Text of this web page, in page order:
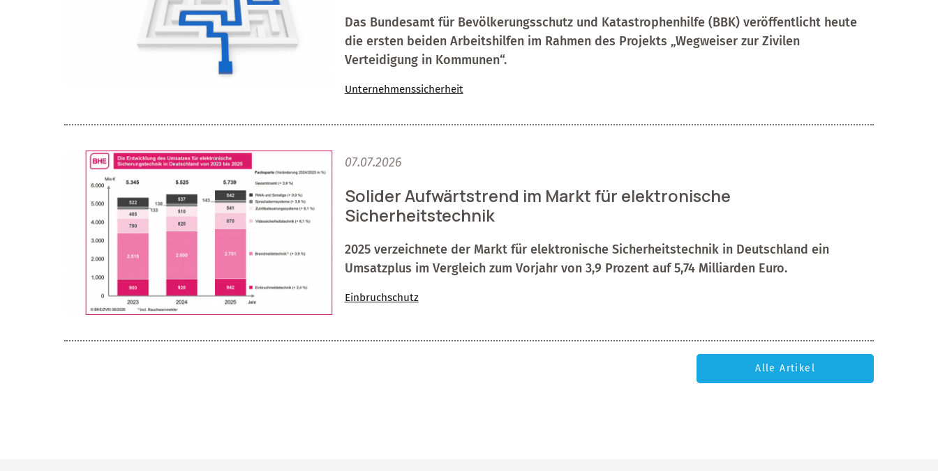
Das Bundesamt für Bevölkerungsschutz und Katastrophenhilfe (BBK) veröffentlicht heute
die ersten beiden Arbeitshilfen im Rahmen des Projekts „Wegweiser zur Zivilen
Verteidigung in Kommunen“.
Unternehmenssicherheit
07.07.2026
Solider Aufwärtstrend im Markt für elektronische
Sicherheitstechnik
2025 verzeichnete der Markt für elektronische Sicherheitstechnik in Deutschland ein
Umsatzplus im Vergleich zum Vorjahr von 3,9 Prozent auf 5,74 Milliarden Euro.
Einbruchschutz
Alle Artikel